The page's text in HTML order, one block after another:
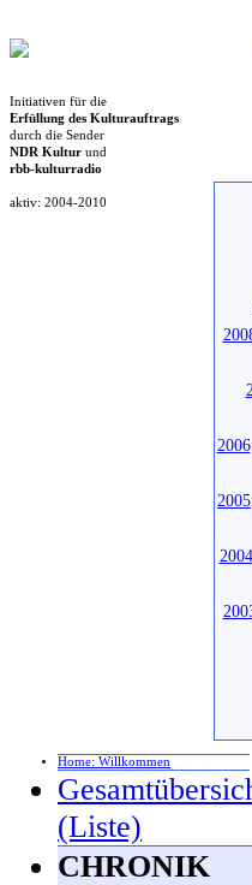
Initiativen für die
Erfüllung des Kulturauftrags
durch die Sender
NDR Kultur und
rbb-kulturradio
aktiv: 2004-2010
2006
2005
2004
Home: Willkommen
(Liste)
CHRONIK